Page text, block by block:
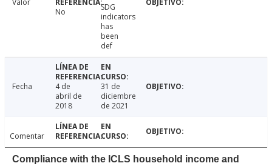
Valor
No
SDG
indicators
has
been
def
Fecha
4 de
abril de
2018
31 de
diciembre
de 2021
Comentar
Compliance with the ICLS household income and